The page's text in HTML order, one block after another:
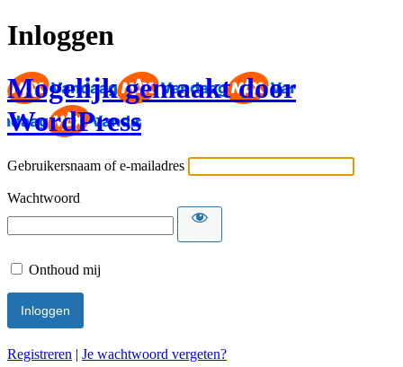
Inloggen
Mogelijk gemaakt door
WordPress
Gebruikersnaam of e-mailadres
Wachtwoord
Onthoud mij
Registreren | Je wachtwoord vergeten?